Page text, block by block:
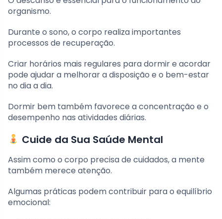
organismo.
Durante o sono, o corpo realiza importantes
processos de recuperação.
Criar horários mais regulares para dormir e acordar
pode ajudar a melhorar a disposição e o bem-estar
no dia a dia.
Dormir bem também favorece a concentração e o
desempenho nas atividades diárias.
Cuide da Sua Saúde Mental
Assim como o corpo precisa de cuidados, a mente
também merece atenção.
Algumas práticas podem contribuir para o equilíbrio
emocional: